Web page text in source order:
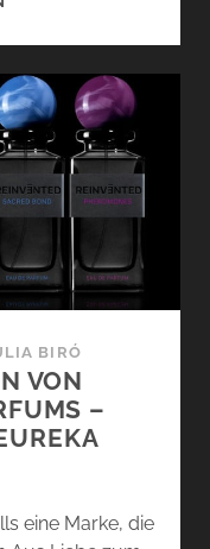
UND
PHEROMONES
VON
REINVENTED
PARFUMS
BIRÓ
VON
–
eine Marke, die